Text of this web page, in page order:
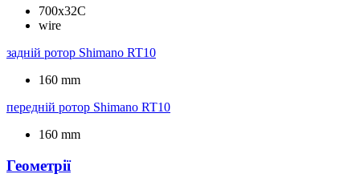
700x32C
wire
задній ротор Shimano RT10
160 mm
передній ротор Shimano RT10
160 mm
Геометрії